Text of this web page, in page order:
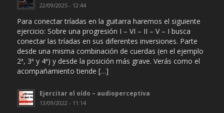
22/09/2025 - 12:44
Para conectar tríadas en la guitarra haremos el siguiente
ejercicio: Sobre una progresión I – VI – II – V – I busca
conectar las tríadas en sus diferentes inversiones. Parte
desde una misma combinación de cuerdas (en el ejemplo
2ª, 3ª y 4ª) y desde la posición más grave. Verás como el
acompañamiento tiende […]
Ejercitar el oído – audioperceptiva
13/09/2022 - 11:14